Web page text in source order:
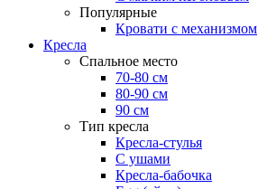
Популярные
Кровати с механизмом
Кресла
Спальное место
70-80 см
80-90 см
90 см
Тип кресла
Кресла-стулья
С ушами
Кресла-бабочка